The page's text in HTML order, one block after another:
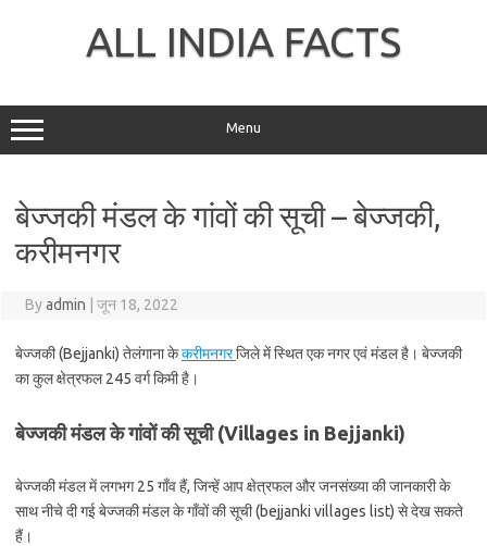
ALL INDIA FACTS
Menu
बेज्जकी मंडल के गांवों की सूची – बेज्जकी,
करीमनगर
Byadmin जून 18, 2022
बेज्जकी (Bejjanki) तेलंगाना केकरीमनगरजिले में स्थित एक नगर एवं मंडल है। बेज्जकी
का कुल क्षेत्रफल 245 वर्ग किमी है।
बेज्जकी मंडल के गांवों की सूची (Villages in Bejjanki)
बेज्जकी मंडल में लगभग 25 गाँव हैं, जिन्हें आप क्षेत्रफल और जनसंख्या की जानकारी के
साथ नीचे दी गई बेज्जकी मंडल के गाँवों की सूची (bejjanki villages list) से देख सकते
हैं।